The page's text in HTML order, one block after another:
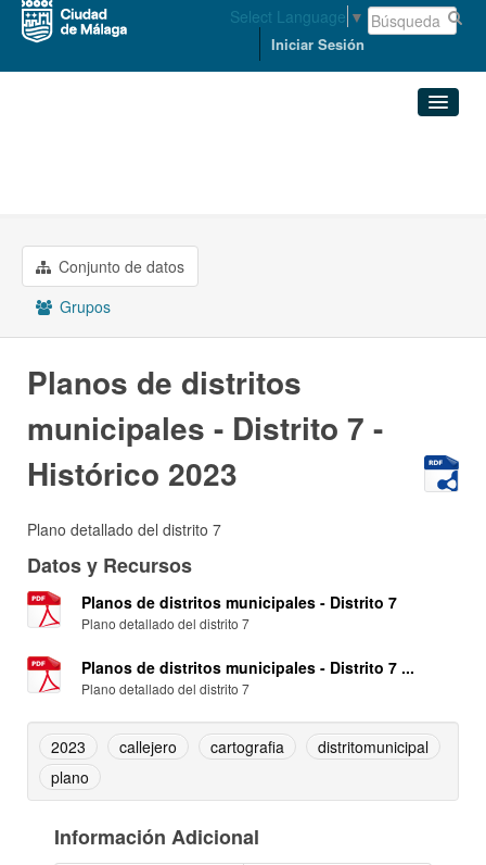
Select Language ▼
Iniciar Sesión
Grupos
Acerca de
Conjunto de datos
Grupos
Planos de distritos
municipales - Distrito 7 -
Histórico 2023
Plano detallado del distrito 7
Datos y Recursos
Planos de distritos municipales - Distrito 7
Plano detallado del distrito 7
Planos de distritos municipales - Distrito 7 ...
Plano detallado del distrito 7
2023 callejero cartografia
distritomunicipal
plano
Información Adicional